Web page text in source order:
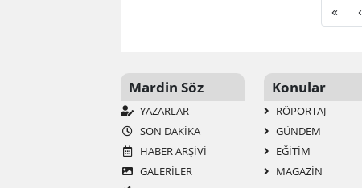
« ‹
Mardin Söz
YAZARLAR
SON DAKİKA
HABER ARŞİVİ
GALERİLER
Konular
RÖPORTAJ
GÜNDEM
EĞİTİM
MAGAZİN